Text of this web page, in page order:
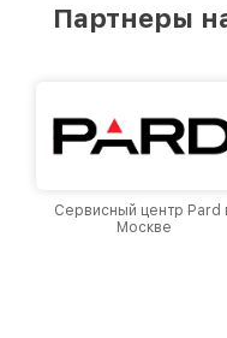
Москве,
Партнеры
Сервисный центр Pard
Москве